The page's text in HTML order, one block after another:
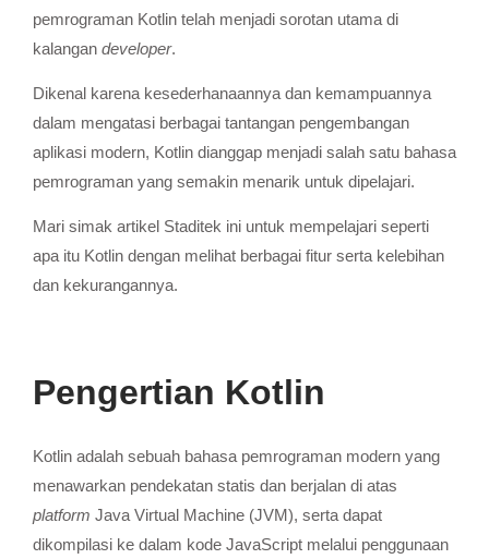
pemrograman Kotlin telah menjadi sorotan utama di
kalangan developer.
Dikenal karena kesederhanaannya dan kemampuannya
dalam mengatasi berbagai tantangan pengembangan
aplikasi modern, Kotlin dianggap menjadi salah satu bahasa
pemrograman yang semakin menarik untuk dipelajari.
Mari simak artikel Staditek ini untuk mempelajari seperti
apa itu Kotlin dengan melihat berbagai fitur serta kelebihan
dan kekurangannya.
Pengertian Kotlin
Kotlin adalah sebuah bahasa pemrograman modern yang
menawarkan pendekatan statis dan berjalan di atas
platform Java Virtual Machine (JVM), serta dapat
dikompilasi ke dalam kode JavaScript melalui penggunaan